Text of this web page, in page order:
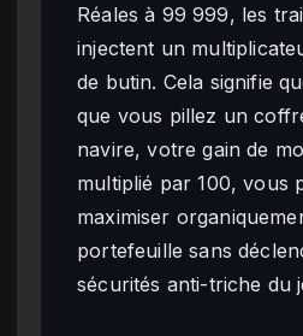
Réales à 99 999, les
injectent un
de butin. Cela signifie
que vous pillez un
navire, votre gain de
multiplié par 100, vous
maximiser
portefeuille sans
sécurités anti-triche du